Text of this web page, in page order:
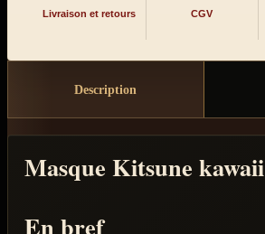
Livraison et retours CGV
Description
Masque Kitsune kawaii
En bref